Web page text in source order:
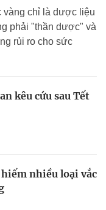
vàng chỉ là dược liệu
phải "thần dược" và
rủi ro cho sức
kêu cứu sau Tết
nhiều loại vắc